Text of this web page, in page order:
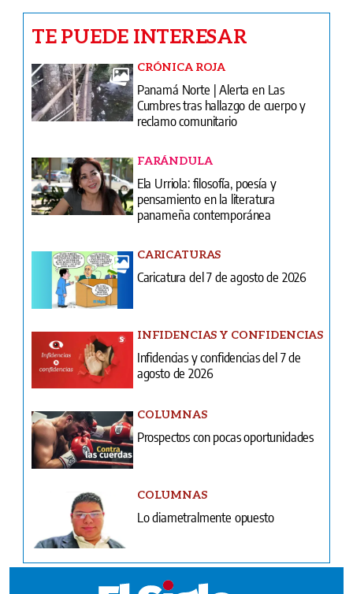
Panamá Norte | Alerta en Las
Cumbres tras hallazgo de cuerpo y
reclamo comunitario
FARÁNDULA
Ela Urriola: filosofía, poesía y
pensamiento en la literatura
CARICATURAS
Caricatura del 7 de agosto de 2026
INFIDENCIAS Y CONFIDENCIAS
Infidencias y confidencias del 7 de
COLUMNAS
Prospectos con pocas oportunidades
COLUMNAS
Lo diametralmente opuesto